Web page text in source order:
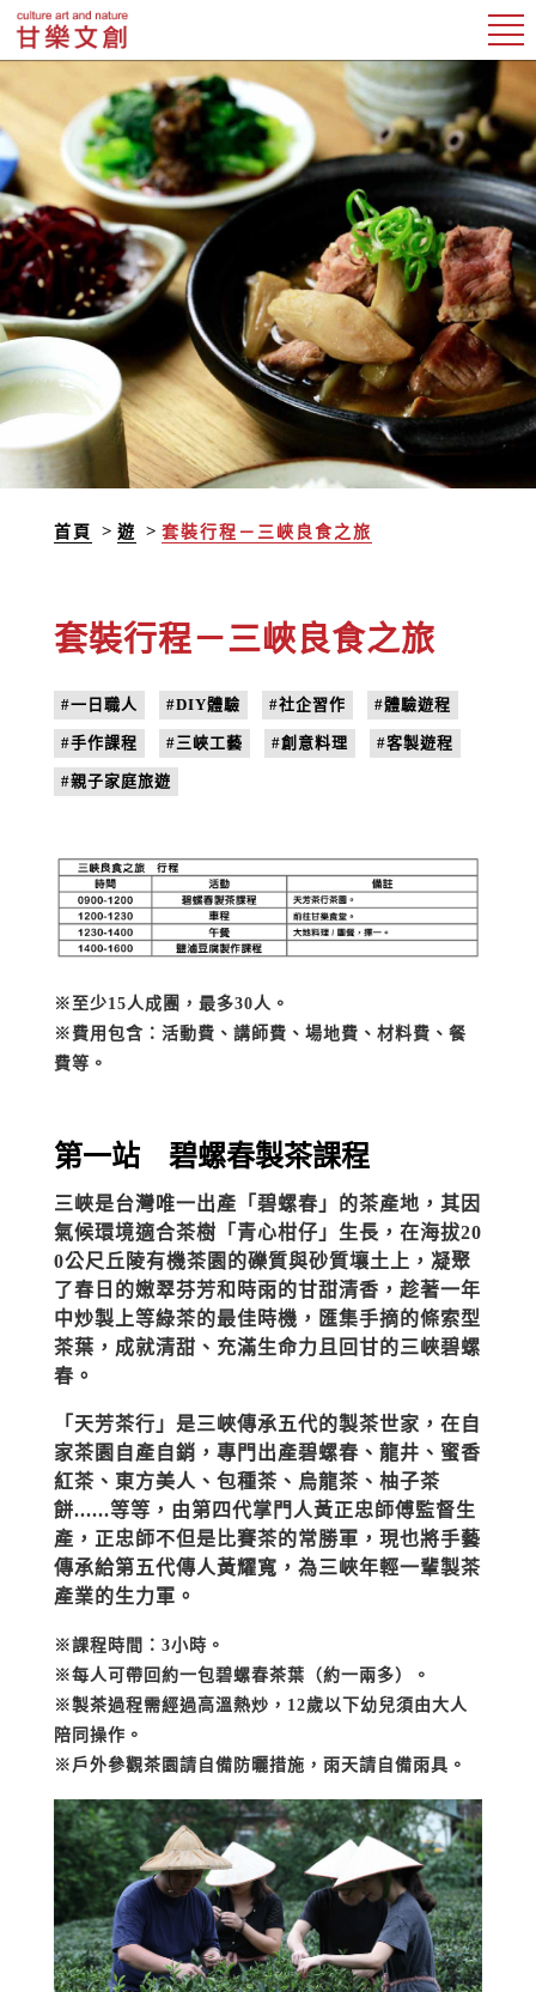
首頁 遊 套裝行程－三峽良食之旅
套裝行程－三峽良食之旅
#一日職人 #DIY體驗 #社企習作 #體驗遊程
#手作課程 #三峽工藝 #創意料理 #客製遊程
#親子家庭旅遊
※至少15 人成團，最多30 人。
※費用包含：活動費、講師費、場地費、材料費、餐
費等。
第一站 碧螺春製茶課程
三峽是台灣唯一出產「碧螺春」的茶產地，其因
氣候環境適合茶樹「青心柑仔」生長，在海拔20
0公尺丘陵有機茶園的礫質與砂質壤土上，凝聚
了春日的嫩翠芬芳和時雨的甘甜清香，趁著一年
中炒製上等綠茶的最佳時機，匯集手摘的條索型
茶葉，成就清甜、充滿生命力且回甘的三峽碧螺
春。
「天芳茶行」是三峽傳承五代的製茶世家，在自
家茶園自產自銷，專門出產碧螺春、龍井、蜜香
紅茶、東方美人、包種茶、烏龍茶、柚子茶
餅......等等，由第四代掌門人黃正忠師傅監督生
產，正忠師不但是比賽茶的常勝軍，現也將手藝
傳承給第五代傳人黃耀寬，為三峽年輕一輩製茶
產業的生力軍。
※課程時間：3小時。
※每人可帶回約一包碧螺春茶葉（約一兩多）。
※製茶過程需經過高溫熱炒，12歲以下幼兒須由大人
陪同操作。
※戶外參觀茶園請自備防曬措施，雨天請自備雨具。